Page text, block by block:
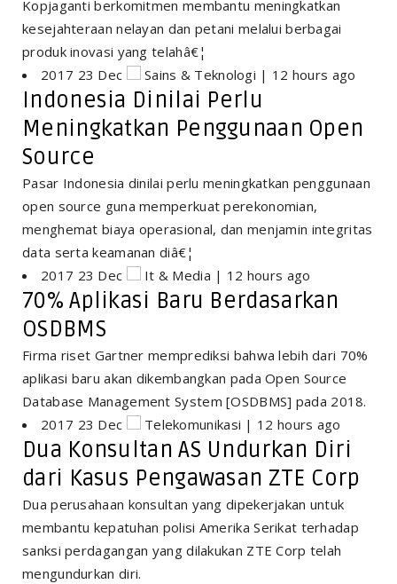
Kopjaganti berkomitmen membantu meningkatkan
kesejahteraan nelayan dan petani melalui berbagai
produk inovasi yang telahâ€¦
2017 23 Dec
Sains & Teknologi | 12 hours ago
Indonesia Dinilai Perlu
Meningkatkan Penggunaan Open
Source
Pasar Indonesia dinilai perlu meningkatkan penggunaan
open source guna memperkuat perekonomian,
menghemat biaya operasional, dan menjamin integritas
data serta keamanan diâ€¦
2017 23 Dec
It & Media | 12 hours ago
70% Aplikasi Baru Berdasarkan
OSDBMS
Firma riset Gartner memprediksi bahwa lebih dari 70%
aplikasi baru akan dikembangkan pada Open Source
Database Management System [OSDBMS] pada 2018.
2017 23 Dec
Telekomunikasi | 12 hours ago
Dua Konsultan AS Undurkan Diri
dari Kasus Pengawasan ZTE Corp
Dua perusahaan konsultan yang dipekerjakan untuk
membantu kepatuhan polisi Amerika Serikat terhadap
sanksi perdagangan yang dilakukan ZTE Corp telah
mengundurkan diri.